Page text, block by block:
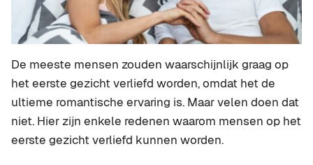
De meeste mensen zouden waarschijnlijk graag op
het eerste gezicht verliefd worden, omdat het de
ultieme romantische ervaring is. Maar velen doen dat
niet. Hier zijn enkele redenen waarom mensen op het
eerste gezicht verliefd kunnen worden.